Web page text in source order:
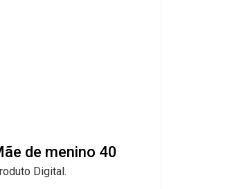
de menino 40
Digital.